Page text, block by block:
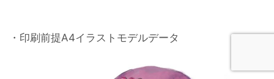
・印刷前提A4イラストモデルデータ